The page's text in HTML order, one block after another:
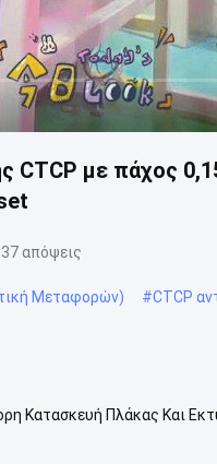
με πάχος
37 απόψεις
Μεταφορών) #CTCP
Κατασκευή Πλάκας Και